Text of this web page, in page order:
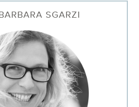
SGARZI